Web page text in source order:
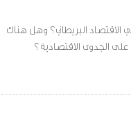
الاقتصاد البريطاني؟ وهل هناك
الجدوى الاقتصادية؟